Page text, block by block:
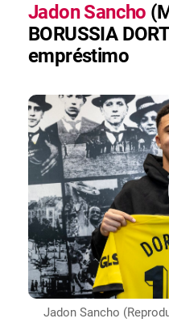
Jadon Sancho
BORUSSIA
empréstimo
Jadon Sancho